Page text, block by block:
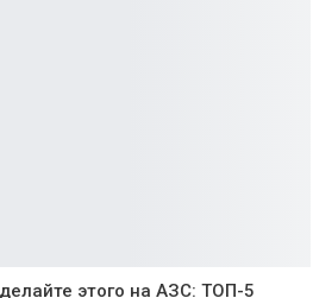
этого на АЗС: ТОП-5